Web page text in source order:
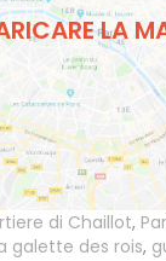
LA
di Chaillot,
galette des rois,